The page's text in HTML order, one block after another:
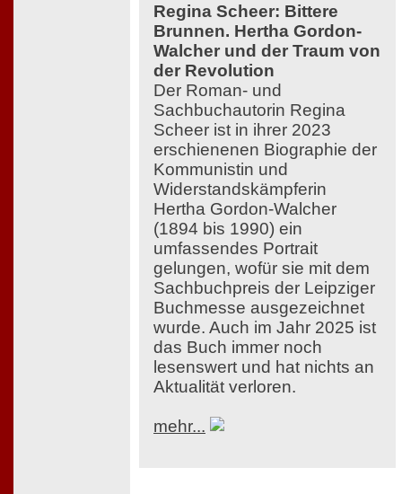
Regina Scheer: Bittere
Brunnen. Hertha Gordon-
Walcher und der Traum von
der Revolution
Der Roman- und
Sachbuchautorin Regina
Scheer ist in ihrer 2023
erschienenen Biographie der
Kommunistin und
Widerstandskämpferin
Hertha Gordon-Walcher
(1894 bis 1990) ein
umfassendes Portrait
gelungen, wofür sie mit dem
Sachbuchpreis der Leipziger
Buchmesse ausgezeichnet
wurde. Auch im Jahr 2025 ist
das Buch immer noch
lesenswert und hat nichts an
Aktualität verloren.
mehr...